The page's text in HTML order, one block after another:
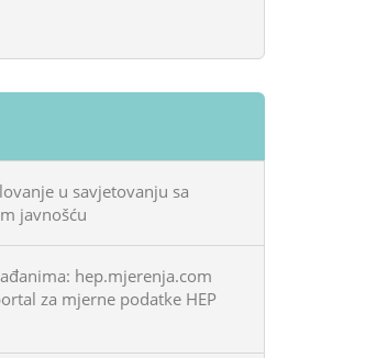
u savjetovanju sa
javnošću
hep.mjerenja.com
za mjerne podatke HEP